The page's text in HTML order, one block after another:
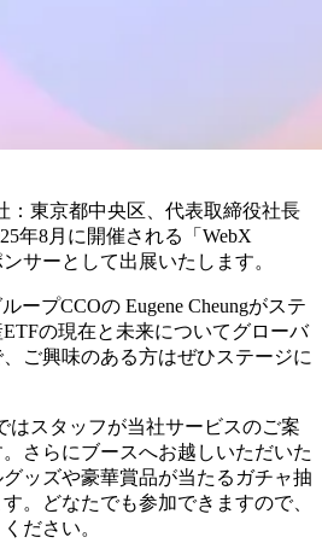
：東京都中央区、代表取締役社長
年8月に開催される「WebX
サーとして出展いたします。
ープCCOの Eugene Cheungがステ
の現在と未来についてグローバ
ご興味のある方はぜひステージに
はスタッフが当社サービスのご案
さらにブースへお越しいただいた
ッズや豪華賞品が当たるガチャ抽
。どなたでも参加できますので、
ださい。